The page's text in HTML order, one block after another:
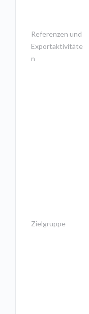
Referenzen und
Exportaktivitäte
n
Zielgruppe